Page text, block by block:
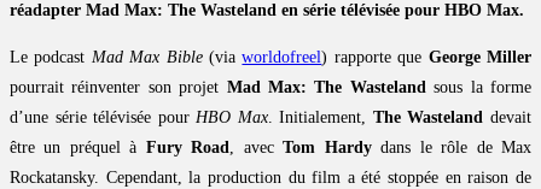
réadapter Mad Max: The Wasteland en série télévisée pour HBO Max.
Le podcast Mad Max Bible(viaworldofreel) rapporte que George Miller
pourrait réinventer son projet Mad Max: The Wastelandsous la forme
d’une série télévisée pourHBO Max. Initialement, The Wasteland devait
être un préquel à Fury Road, avecTom Hardydans le rôle de Max
Rockatansky. Cependant, la production du film a été stoppée en raison de